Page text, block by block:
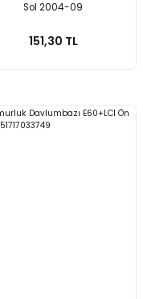
Sol 2004-09
151,30 TL